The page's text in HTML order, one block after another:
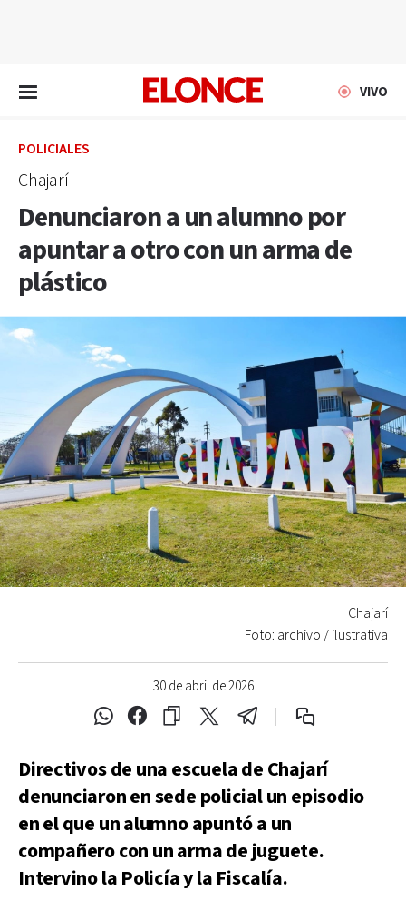
VIVO
POLICIALES
Chajarí
Denunciaron a un alumno por
apuntar a otro con un arma de
plástico
30 de abril de 2026
Chajarí
Foto: archivo / ilustrativa
Directivos de una escuela de Chajarí
denunciaron en sede policial un episodio
en el que un alumno apuntó a un
compañero con un arma de juguete.
Intervino la Policía y la Fiscalía.